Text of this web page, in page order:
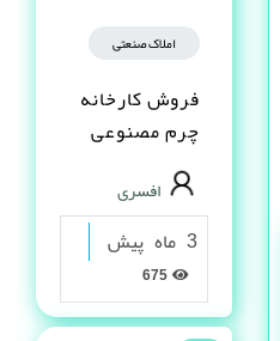
املاک صنعتی
فروش کارخانه
چرم مصنوعى
PVC در شیراز
افسری
3 ماه پیش